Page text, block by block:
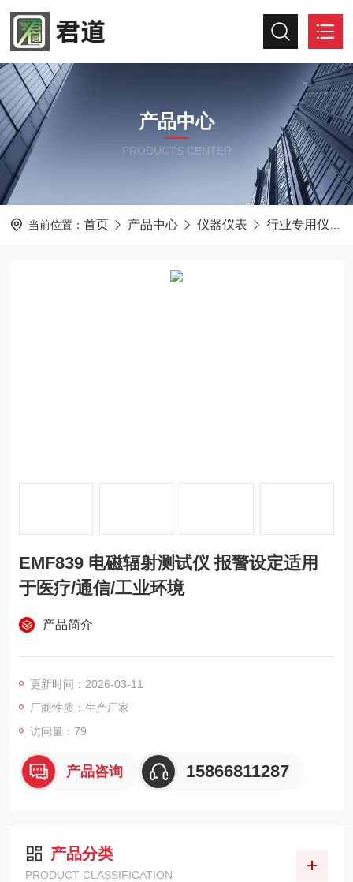
产品中心
PRODUCTS CENTER
当前位置： 首页 产品中心 仪器仪表 行业专用仪器仪表
EMF839 电磁辐射测试仪 报警设定适用
于医疗/通信/工业环境
产品简介
更新时间：2026-03-11
厂商性质：生产厂家
访问量：79
产品咨询 15866811287
产品分类
PRODUCT CLASSIFICATION